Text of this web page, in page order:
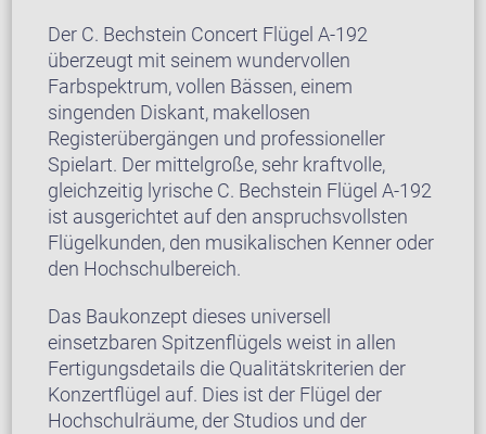
Der C. Bechstein Concert Flügel A-192
überzeugt mit seinem wundervollen
Farbspektrum, vollen Bässen, einem
singenden Diskant, makellosen
Registerübergängen und professioneller
Spielart. Der mittelgroße, sehr kraftvolle,
gleichzeitig lyrische C. Bechstein Flügel A-192
ist ausgerichtet auf den anspruchsvollsten
Flügelkunden, den musikalischen Kenner oder
den Hochschulbereich.
Das Baukonzept dieses universell
einsetzbaren Spitzenflügels weist in allen
Fertigungsdetails die Qualitätskriterien der
Konzertflügel auf. Dies ist der Flügel der
Hochschulräume, der Studios und der